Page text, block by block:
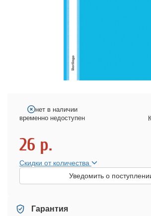
нет в наличии
временно недоступен
26 р.
Скидки от количества
Уведомить о
Гарантия